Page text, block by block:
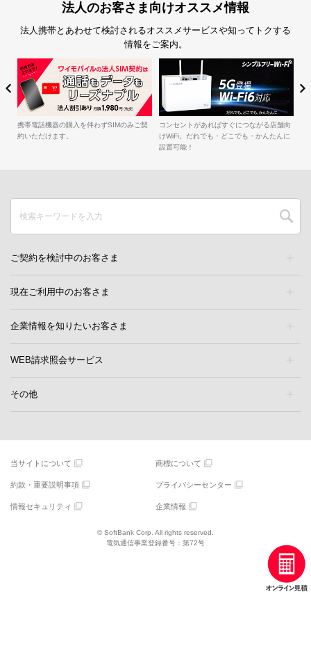
法人のお客さま向けオススメ情報
法人携帯とあわせて検討されるオススメサービスや知ってトクする
情報をご案内。
につながる店舗向
でも・かんたんに
簡単・便利にセキュリティ対策を実施！
法人契約がWEBで簡単にでき
ルですが、メリットはオンラ
ご契約を検討中のお客さま
現在ご利用中のお客さま
企業情報を知りたいお客さま
WEB請求照会サービス
その他
当サイトについて 商標について
約款・重要説明事項 プライバシーセンター
情報セキュリティ 企業情報
© SoftBank Corp. All rights reserved.
電気通信事業登録番号：第72号